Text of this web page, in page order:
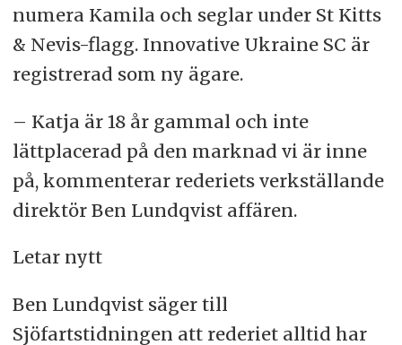
numera Kamila och seglar under St Kitts
& Nevis-flagg. Innovative Ukraine SC är
registrerad som ny ägare.
– Katja är 18 år gammal och inte
lättplacerad på den marknad vi är inne
på, kommenterar rederiets verkställande
direktör Ben Lundqvist affären.
Letar nytt
Ben Lundqvist säger till
Sjöfartstidningen att rederiet alltid har